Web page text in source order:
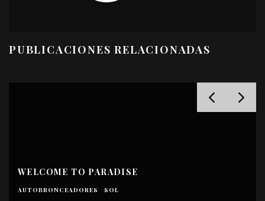
PUBLICACIONES RELACIONADAS
WELCOME TO PARADISE
AUTOBRONCEADORES SOL